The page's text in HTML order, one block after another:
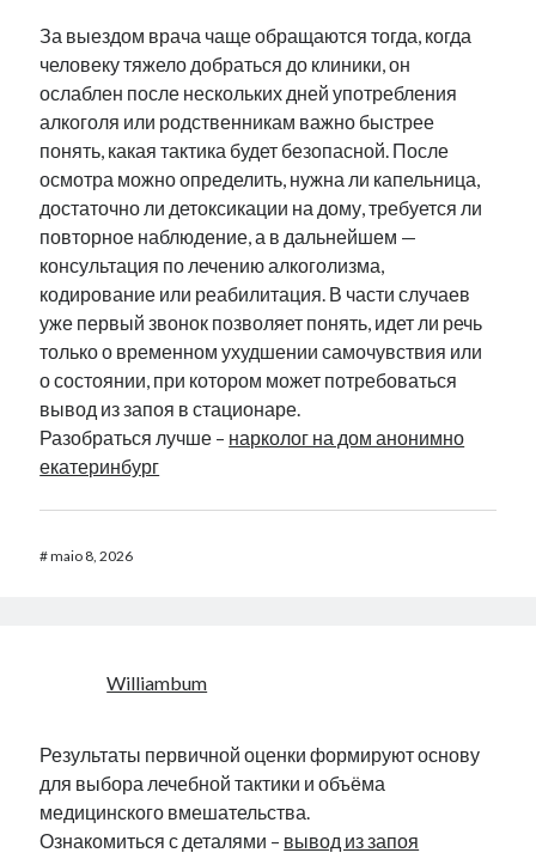
За выездом врача чаще обращаются тогда, когда
человеку тяжело добраться до клиники, он
ослаблен после нескольких дней употребления
алкоголя или родственникам важно быстрее
понять, какая тактика будет безопасной. После
осмотра можно определить, нужна ли капельница,
достаточно ли детоксикации на дому, требуется ли
повторное наблюдение, а в дальнейшем —
консультация по лечению алкоголизма,
кодирование или реабилитация. В части случаев
уже первый звонок позволяет понять, идет ли речь
только о временном ухудшении самочувствия или
о состоянии, при котором может потребоваться
вывод из запоя в стационаре.
Разобраться лучше – нарколог на дом анонимно
екатеринбург
#maio 8, 2026
Williambum
Результаты первичной оценки формируют основу
для выбора лечебной тактики и объёма
медицинского вмешательства.
Ознакомиться с деталями – вывод из запоя